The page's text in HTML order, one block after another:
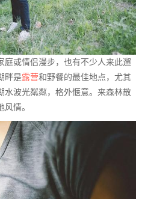
庭或情侣漫步，也有不少人来此遛
畔是露营和野餐的最佳地点，尤其
水波光粼粼，格外惬意。来森林散
情。